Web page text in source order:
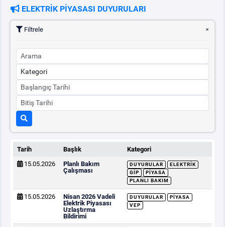
ELEKTRİK PİYASASI DUYURULARI
Filtrele
Tarih Başlık
Kategori
15.05.2026
Planlı Bakım
Çalışması
DUYURULAR
ELEKTRIK
GİP
PIYASA
PLANLI BAKIM
15.05.2026
Nisan 2026 Vadeli
Elektrik Piyasası
Uzlaştırma
Bildirimi
DUYURULAR
PIYASA
VEP